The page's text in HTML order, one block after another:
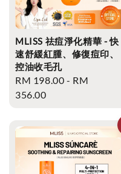
MLISS 祛痘淨化精華 - 快
速舒緩紅腫、修復痘印、
控油收毛孔
Regular
price
RM 198.00 - RM
356.00